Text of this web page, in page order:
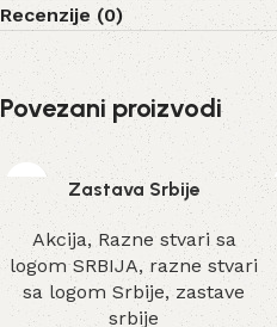
Recenzije (0)
Povezani proizvodi
Zastava Srbije
Akcija, Razne stvari sa
logom SRBIJA, razne stvari
sa logom Srbije,zastave
srbije